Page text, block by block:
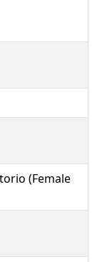
(Female